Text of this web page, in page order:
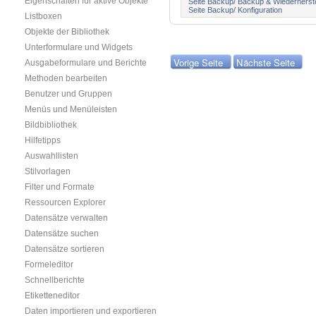
Listboxen
Objekte der Bibliothek
Unterformulare und Widgets
Ausgabeformulare und Berichte
Methoden bearbeiten
Benutzer und Gruppen
Menüs und Menüleisten
Bildbibliothek
Hilfetipps
Auswahllisten
Stilvorlagen
Filter und Formate
Ressourcen Explorer
Datensätze verwalten
Datensätze suchen
Datensätze sortieren
Formeleditor
Schnellberichte
Etiketteneditor
Daten importieren und exportieren
Seite Backup/ Konfiguration
Vorige Seite Nächste Seite